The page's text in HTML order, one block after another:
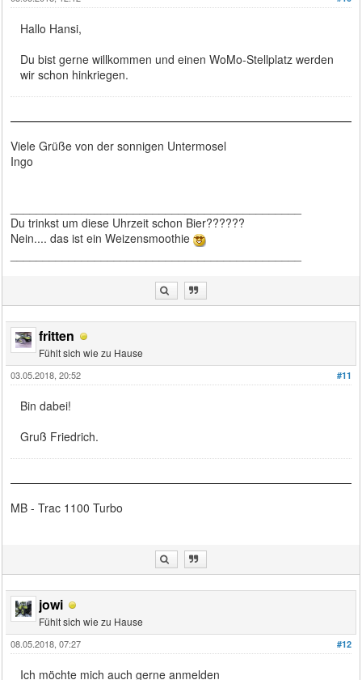
Hallo Hansi,
Du bist gerne willkommen und einen WoMo-Stellplatz werden
wir schon hinkriegen.
Viele Grüße von der sonnigen Untermosel
Ingo
Du trinkst um diese Uhrzeit schon Bier??????
Nein.... das ist ein Weizensmoothie
fritten
Fühlt sich wie zu Hause
#11
03.05.2018, 20:52
Bin dabei!
Gruß Friedrich.
MB - Trac 1100 Turbo
jowi
Fühlt sich wie zu Hause
#12
08.05.2018, 07:27
Ich möchte mich auch gerne anmelden